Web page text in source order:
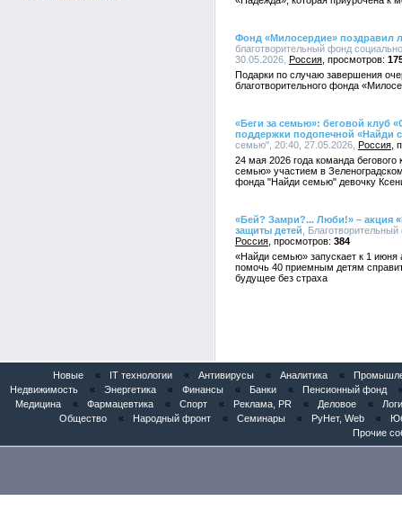
Фонд «Милосердие» поздравил
благотворительный фонд
30.05.2026, Россия
Подарки по случаю завершения
благотворительного фонда
«Беги за семью»: беговой клуб
поддержки подопечной «Найди
семью", 20:40, 27.05.2026, Россия
24 мая 2026 года команда
семью» участием в
фонда "Найди семью" девочку
«Бей? Замри?... Люби!» – акция
защиты детей ,
Россия
384
«Найди семью» запускает к 1
помочь 40 приемным детям
будущее без страха
Новые « IT технологии « Антивирусы « Аналитика «
Недвижимость
« Энергетика « Финансы « Банки « Пенсионный фонд
Медицина
« Фармацевтика « Спорт « Реклама, PR « Деловое «
Общество
« Народный фронт « Семинары « РуНет, Web «
Прочие